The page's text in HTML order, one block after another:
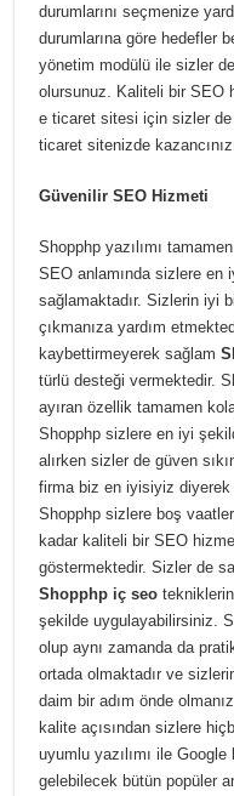
durumlarını seçmenize
durumlarına göre hedefler
yönetim modülü ile sizler
olursunuz. Kaliteli bir SEO
e ticaret sitesi için sizler de
ticaret sitenizde
Güvenilir SEO Hizmeti
Shopphp yazılımı
SEO anlamında sizlere en
sağlamaktadır. Sizlerin iyi
çıkmanıza yardım
kaybettirmeyerek sağlam
türlü desteği vermektedir.
ayıran özellik tamamen
Shopphp sizlere en iyi
alırken sizler de güven
firma biz en iyisiyiz diyerek
Shopphp sizlere boş
kadar kaliteli bir SEO
göstermektedir. Sizler de
Shopphp iç seo
şekilde uygulayabilirsiniz.
olup aynı zamanda da
ortada olmaktadır ve
daim bir adım önde
kalite açısından sizlere
uyumlu yazılımı ile
gelebilecek bütün popüler